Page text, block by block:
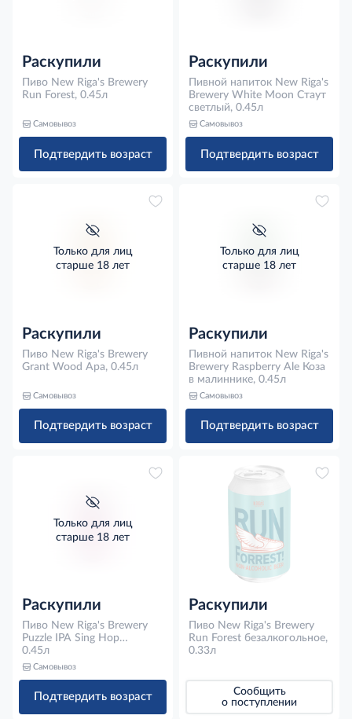
Раскупили
Пиво New Riga's Brewery
Run Forest, 0.45л
Самовывоз
Подтвердить возраст
Раскупили
Пивной напиток New Riga's
Brewery White Moon Стаут
светлый, 0.45л
Самовывоз
Подтвердить возраст
Только для лиц
старше 18 лет
Раскупили
Пиво New Riga's Brewery
Grant Wood Apa, 0.45л
Самовывоз
Подтвердить возраст
Только для лиц
старше 18 лет
Раскупили
Пивной напиток New Riga's
Brewery Raspberry Ale Коза
в малиннике, 0.45л
Самовывоз
Подтвердить возраст
Только для лиц
старше 18 лет
Раскупили
Пиво New Riga's Brewery
Puzzle IPA Sing Hop
American Эль светлое,
0.45л
0.45л
Самовывоз
Подтвердить возраст
Раскупили
Пиво New Riga's Brewery
Run Forest безалкогольное,
0.33л
Сообщить
о поступлении